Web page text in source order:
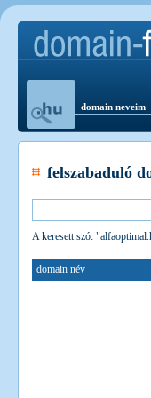
domain neveim
felszabaduló
A keresett szó:
domain név